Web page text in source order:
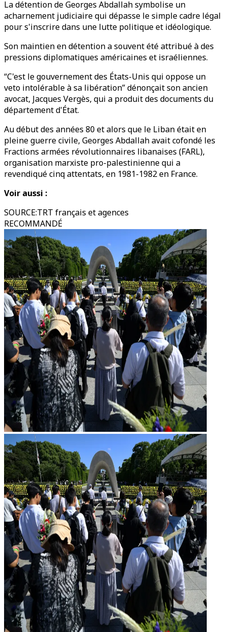
La détention de Georges Abdallah symbolise un
acharnement judiciaire qui dépasse le simple cadre légal
pour s'inscrire dans une lutte politique et idéologique.
Son maintien en détention a souvent été attribué à des
pressions diplomatiques américaines et israéliennes.
“C'est le gouvernement des États-Unis qui oppose un
veto intolérable à sa libération” dénonçait son ancien
avocat, Jacques Vergès, qui a produit des documents du
département d'État.
Au début des années 80 et alors que le Liban était en
pleine guerre civile, Georges Abdallah avait cofondé les
Fractions armées révolutionnaires libanaises (FARL),
organisation marxiste pro-palestinienne qui a
revendiqué cinq attentats, en 1981-1982 en France.
Voir aussi :
SOURCE:TRT français et agences
RECOMMANDÉ